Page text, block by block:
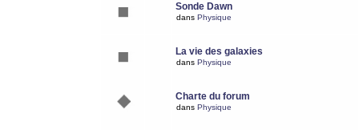
Sonde Dawn
dans Physique
La vie des galaxies
dans Physique
Charte du forum
dans Physique